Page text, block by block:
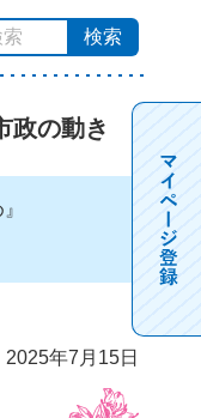
政の動き
年7月15日